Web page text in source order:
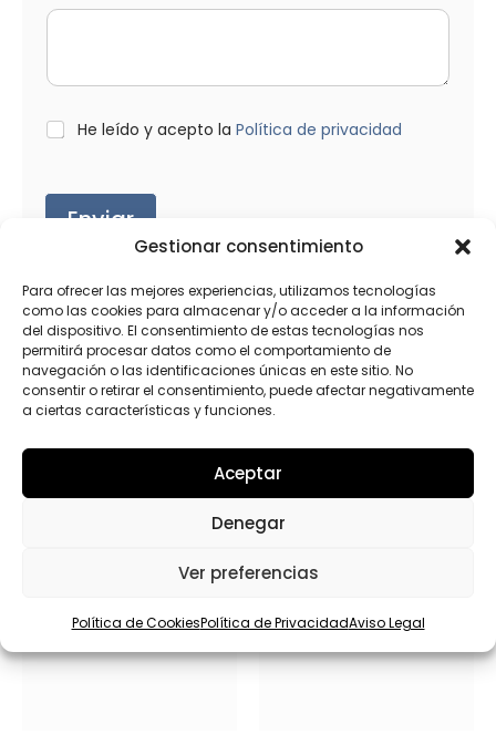
Gestionar consentimiento
Para ofrecer las mejores experiencias, utilizamos tecnologías
como las cookies para almacenar y/o acceder a la información
del dispositivo. El consentimiento de estas tecnologías nos
permitirá procesar datos como el comportamiento de
navegación o las identificaciones únicas en este sitio. No
consentir o retirar el consentimiento, puede afectar negativamente
a ciertas características y funciones.
Aceptar
Denegar
Ver preferencias
Política de CookiesPolítica de PrivacidadAviso Legal
L
O
*
He leído y acepto la Política de privacidad
Enviar
Productos relacionados